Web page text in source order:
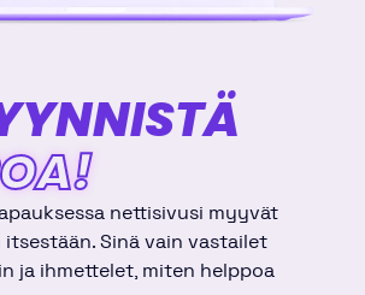
nettisivusi myyvät
Sinä vain vastailet
ja ihmettelet, miten helppoa